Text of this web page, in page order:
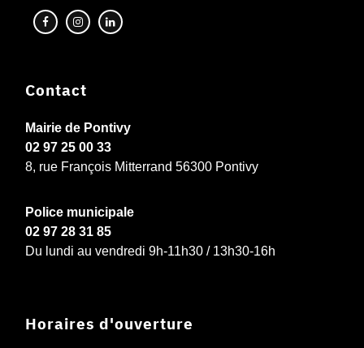
Contact
Mairie de Pontivy
02 97 25 00 33
8, rue François Mitterrand 56300 Pontivy
Police municipale
02 97 28 31 85
Du lundi au vendredi 9h-11h30 / 13h30-16h
Horaires d'ouverture